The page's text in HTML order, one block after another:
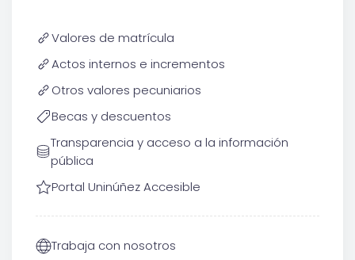
Valores de matrícula
Actos internos e incrementos
Otros valores pecuniarios
Becas y descuentos
Transparencia y acceso a la información
pública
Portal Uninúñez Accesible
Trabaja con nosotros